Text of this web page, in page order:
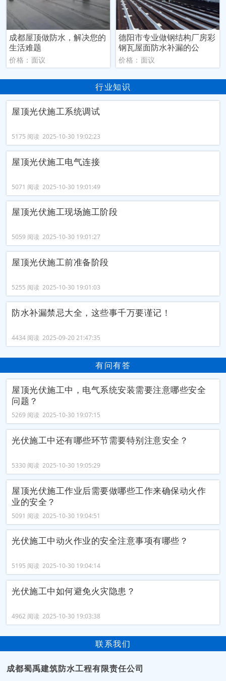
成都屋顶做防水，解决您的
生活难题
价格：面议
德阳市专业做钢结构厂房彩
钢瓦屋面防水补漏的公
价格：面议
行业知识
屋顶光伏施工系统调试
5175 阅读 2025-10-30 19:02:23
屋顶光伏施工电气连接
5071 阅读 2025-10-30 19:01:49
屋顶光伏施工现场施工阶段
5059 阅读 2025-10-30 19:01:27
屋顶光伏施工前准备阶段
5255 阅读 2025-10-30 19:01:03
防水补漏禁忌大全，这些事千万要谨记！
4434 阅读 2025-09-20 21:47:35
有问有答
屋顶光伏施工中，电气系统安装需要注意哪些安全
问题？
5269 阅读 2025-10-30 19:07:15
光伏施工中还有哪些环节需要特别注意安全？
5330 阅读 2025-10-30 19:05:29
屋顶光伏施工作业后需要做哪些工作来确保动火作
业的安全？
5091 阅读 2025-10-30 19:04:51
光伏施工中动火作业的安全注意事项有哪些？
5195 阅读 2025-10-30 19:04:14
光伏施工中如何避免火灾隐患？
4962 阅读 2025-10-30 19:03:38
联系我们
成都蜀禹建筑防水工程有限责任公司